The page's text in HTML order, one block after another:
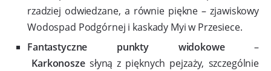
rzadziej odwiedzane, a równie piękne – zjawiskowy
Wodospad Podgórnej i kaskady Myi w Przesiece.
Fantastyczne punkty widokowe–
Karkonosze słyną z pięknych pejzaży, szczególnie